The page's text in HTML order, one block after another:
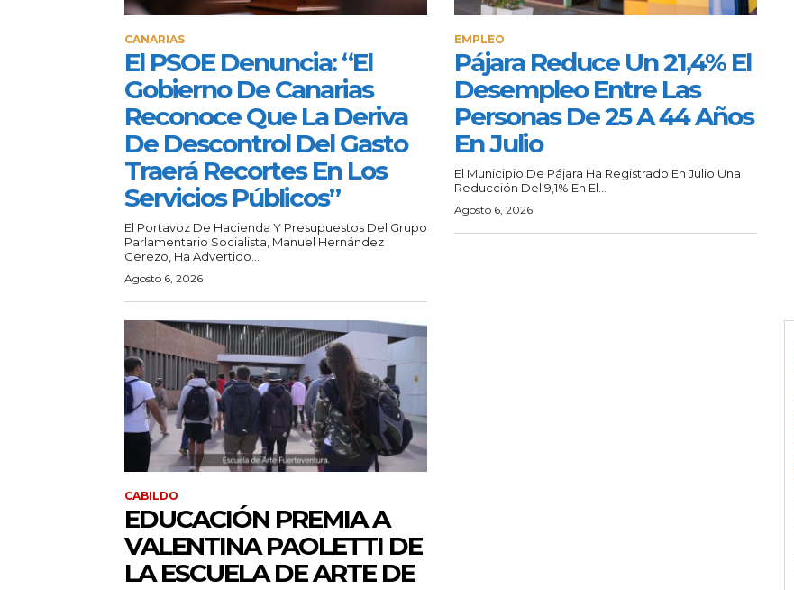
CANARIAS
El PSOE Denuncia: “El
Gobierno De Canarias
Reconoce Que La Deriva
De Descontrol Del Gasto
Traerá Recortes En Los
Servicios Públicos”
El Portavoz De Hacienda Y Presupuestos Del Grupo
Parlamentario Socialista, Manuel Hernández
Cerezo, Ha Advertido...
Agosto 6, 2026
EMPLEO
Pájara Reduce Un 21,4% El
Desempleo Entre Las
Personas De 25 A 44 Años
En Julio
El Municipio De Pájara Ha Registrado En Julio Una
Reducción Del 9,1% En El...
Agosto 6, 2026
CABILDO
EDUCACIÓN PREMIA A
VALENTINA PAOLETTI DE
LA ESCUELA DE ARTE DE